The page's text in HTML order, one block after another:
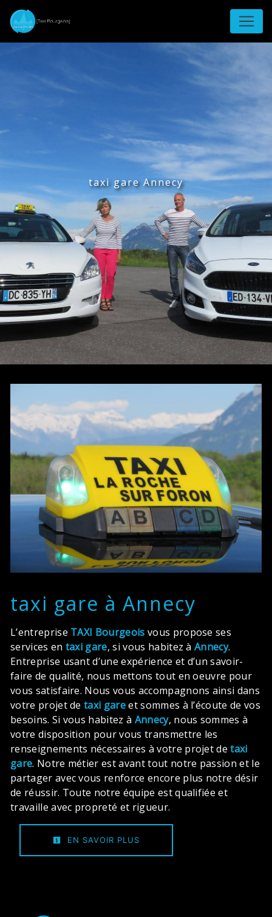
taxi gare Annecy
taxi gare à Annecy
L’entreprise TAXI Bourgeois vous propose ses
services en taxi gare, si vous habitez àAnnecy.
Entreprise usant d’une expérience et d’un savoir-
faire de qualité, nous mettons tout en oeuvre pour
vous satisfaire. Nous vous accompagnons ainsi dans
votre projet detaxi gareet sommes à l’écoute de vos
besoins. Si vous habitez à Annecy, nous sommes à
votre disposition pour vous transmettre les
renseignements nécessaires à votre projet detaxi
gare. Notre métier est avant tout notre passion et le
partager avec vous renforce encore plus notre désir
de réussir. Toute notre équipe est qualifiée et
travaille avec propreté et rigueur.
EN SAVOIR PLUS
Panneau de gestion des cookies